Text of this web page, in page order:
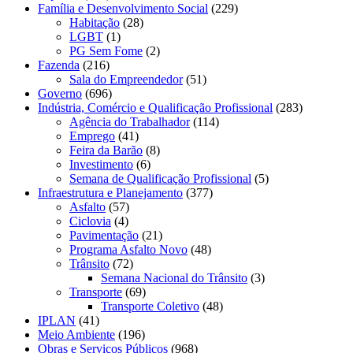
Família e Desenvolvimento Social (229)
Habitação (28)
LGBT (1)
PG Sem Fome (2)
Fazenda (216)
Sala do Empreendedor(51)
Governo (696)
Indústria, Comércio e Qualificação Profissional (283)
Agência do Trabalhador(114)
Emprego (41)
Feira da Barão (8)
Investimento (6)
Semana de Qualificação Profissional (5)
Infraestrutura e Planejamento (377)
Asfalto (57)
Ciclovia (4)
Pavimentação (21)
Programa Asfalto Novo (48)
Trânsito (72)
Semana Nacional do Trânsito (3)
Transporte (69)
Transporte Coletivo (48)
IPLAN (41)
Meio Ambiente (196)
Obras e Serviços Públicos (968)